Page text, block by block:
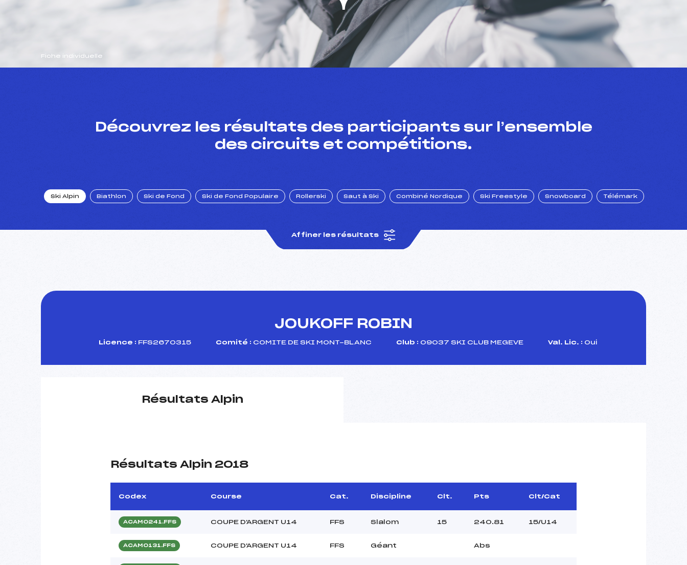
Fiche individuelle
Découvrez les résultats des participants sur l’ensemble
des circuits et compétitions.
Ski Alpin Biathlon Ski de Fond Ski de Fond Populaire Rollerski Saut à Ski Combiné Nordique Ski Freestyle Snowboard Télémark
Affiner les résultats
JOUKOFF ROBIN
Licence : FFS2670315 Comité : COMITE DE SKI MONT-BLANC Club : 09037 SKI CLUB MEGEVE Val. Lic. : Oui
Résultats Alpin
Résultats Alpin 2018
Codex Course Cat. Discipline Clt. Pts Clt/Cat
ACAM0241.FFS COUPE D'ARGENT U14 FFS Slalom 15 240.81 15/U14
ACAM0131.FFS COUPE D'ARGENT U14 FFS Géant Abs